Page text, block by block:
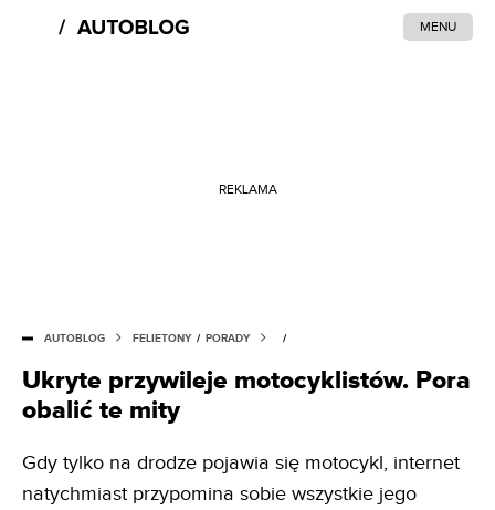
MENU
REKLAMA
AUTOBLOG FELIETONY / PORADY /
Ukryte przywileje motocyklistów. Pora
obalić te mity
Gdy tylko na drodze pojawia się motocykl, internet
natychmiast przypomina sobie wszystkie jego